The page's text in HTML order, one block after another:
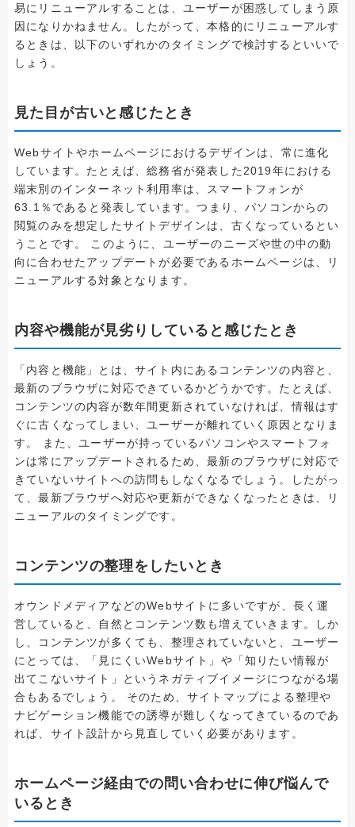
易にリニューアルすることは、ユーザーが困惑してしまう原
因になりかねません。したがって、本格的にリニューアルす
るときは、以下のいずれかのタイミングで検討するといいで
しょう。
見た目が古いと感じたとき
Webサイトやホームページにおけるデザインは、常に進化
しています。たとえば、総務省が発表した2019年における
端末別のインターネット利用率は、スマートフォンが
63.1％であると発表しています。つまり、パソコンからの
閲覧のみを想定したサイトデザインは、古くなっているとい
うことです。 このように、ユーザーのニーズや世の中の動
向に合わせたアップデートが必要であるホームページは、リ
ニューアルする対象となります。
内容や機能が見劣りしていると感じたとき
「内容と機能」とは、サイト内にあるコンテンツの内容と、
最新のブラウザに対応できているかどうかです。たとえば、
コンテンツの内容が数年間更新されていなければ、情報はす
ぐに古くなってしまい、ユーザーが離れていく原因となりま
す。 また、ユーザーが持っているパソコンやスマートフォ
ンは常にアップデートされるため、最新のブラウザに対応で
きていないサイトへの訪問もしなくなるでしょう。したがっ
て、最新ブラウザへ対応や更新ができなくなったときは、リ
ニューアルのタイミングです。
コンテンツの整理をしたいとき
オウンドメディアなどのWebサイトに多いですが、長く運
営していると、自然とコンテンツ数も増えていきます。しか
し、コンテンツが多くても、整理されていないと、ユーザー
にとっては、「見にくいWebサイト」や「知りたい情報が
出てこないサイト」というネガティブイメージにつながる場
合もあるでしょう。 そのため、サイトマップによる整理や
ナビゲーション機能での誘導が難しくなってきているのであ
れば、サイト設計から見直していく必要があります。
ホームページ経由での問い合わせに伸び悩んで
いるとき